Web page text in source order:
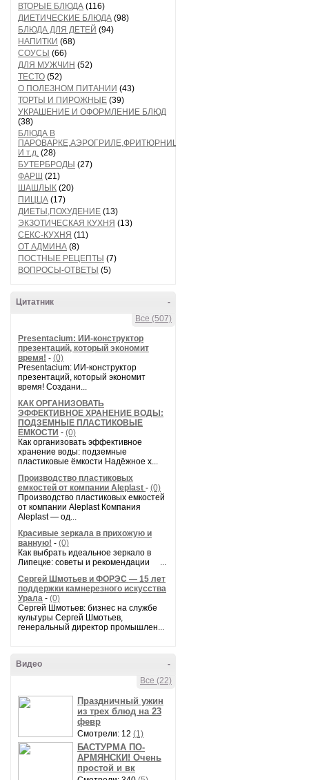
ВТОРЫЕ БЛЮДА (116)
ДИЕТИЧЕСКИЕ БЛЮДА (98)
БЛЮДА ДЛЯ ДЕТЕЙ (94)
НАПИТКИ (68)
СОУСЫ (66)
ДЛЯ МУЖЧИН (52)
ТЕСТО (52)
О ПОЛЕЗНОМ ПИТАНИИ (43)
ТОРТЫ И ПИРОЖНЫЕ (39)
УКРАШЕНИЕ И ОФОРМЛЕНИЕ БЛЮД
(38)
БЛЮДА В
ПАРОВАРКЕ,АЭРОГРИЛЕ,ФРИТЮРНИЦЕ
И т.д. (28)
БУТЕРБРОДЫ (27)
ФАРШ (21)
ШАШЛЫК (20)
ПИЦЦА (17)
ДИЕТЫ,ПОХУДЕНИЕ (13)
ЭКЗОТИЧЕСКАЯ КУХНЯ (13)
СЕКС-КУХНЯ (11)
ОТ АДМИНА (8)
ПОСТНЫЕ РЕЦЕПТЫ (7)
ВОПРОСЫ-ОТВЕТЫ (5)
-
Цитатник
Все (507)
Presentacium: ИИ‑конструктор
презентаций, который экономит
время! - (0)
Presentacium: ИИ‑конструктор
презентаций, который экономит
время! Создани...
КАК ОРГАНИЗОВАТЬ
ЭФФЕКТИВНОЕ ХРАНЕНИЕ ВОДЫ:
ПОДЗЕМНЫЕ ПЛАСТИКОВЫЕ
ЁМКОСТИ - (0)
Как организовать эффективное
хранение воды: подземные
пластиковые ёмкости Надёжное х...
Производство пластиковых
емкостей от компании Aleplast - (0)
Производство пластиковых емкостей
от компании Aleplast Компания
Aleplast — од...
Красивые зеркала в прихожую и
ванную! - (0)
Как выбрать идеальное зеркало в
Липецке: советы и рекомендации ...
Сергей Шмотьев и ФОРЭС — 15 лет
поддержки камнерезного искусства
Урала - (0)
Сергей Шмотьев: бизнес на службе
культуры Сергей Шмотьев,
генеральный директор промышлен...
-
Видео
Все (22)
Праздничный ужин
из трех блюд на 23
февр
Смотрели: 12 (1)
БАСТУРМА ПО-
АРМЯНСКИ! Очень
простой и вк